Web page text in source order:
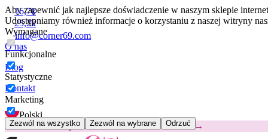
Aby zapewnić jak najlepsze doświadczenie w naszym sklepie
Udostępniamy również informacje o korzystaniu z naszej witryny
Wymagane
Funkcjonalne
Statystyczne
Marketing
Zezwól na wszystko Zezwól na wybrane Odrzuć
16,7k
25,2k
info@corner69.com
O nas
Blog
Kontakt
Polski
😽Svakom Klitty: 65 zł TANIEJKod: KLITTY →